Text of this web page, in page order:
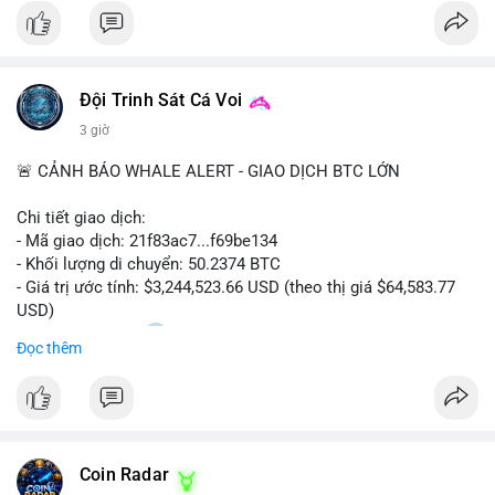
#bitcoin #cryptosecurity #btc
#vlikevn #titanbot
📰 Nguồn: Cointelegraph
Đội Trinh Sát Cá Voi
3 giờ
🚨 CẢNH BÁO WHALE ALERT - GIAO DỊCH BTC LỚN
Chi tiết giao dịch:
- Mã giao dịch: 21f83ac7...f69be134
- Khối lượng di chuyển: 50.2374 BTC
- Giá trị ước tính: $3,244,523.66 USD (theo thị giá $64,583.77
USD)
- Thời gian: 01:20
Nhận định phân tích: Giao dịch 50.2374 BTC trị giá hơn 3.24
triệu USD được phát hiện trong mempool, chưa được xác
động bán tháo. Tuy nhiên, nếu dòng tiền này hướng về ví sàn
Đọc thêm
Coin Radar